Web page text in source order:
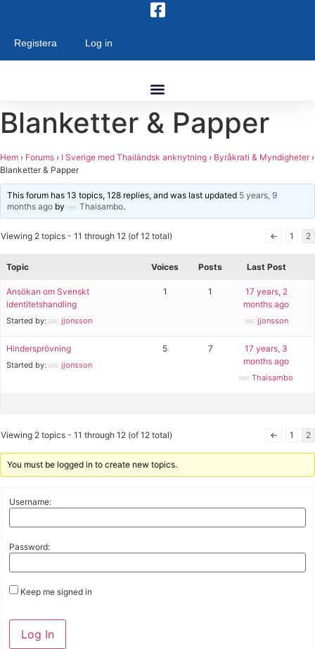
content
Registera Log in
Blanketter & Papper
Hem › Forums › I Sverige med Thailändsk anknytning › Byråkrati & Myndigheter ›
Blanketter & Papper
This forum has 13 topics, 128 replies, and was last updated 5 years, 9
months ago by Thaisambo.
Viewing 2 topics - 11 through 12 (of 12 total) ← 1 2
Topic Voices Posts Last Post
Ansökan om Svenskt
identitetshandling
Started by: jjonsson
1 1
17 years, 2
months ago
jjonsson
Hindersprövning
Started by: jjonsson
5 7
17 years, 3
months ago
Thaisambo
Viewing 2 topics - 11 through 12 (of 12 total) ← 1 2
You must be logged in to create new topics.
Username:
Password:
Keep me signed in
Log In